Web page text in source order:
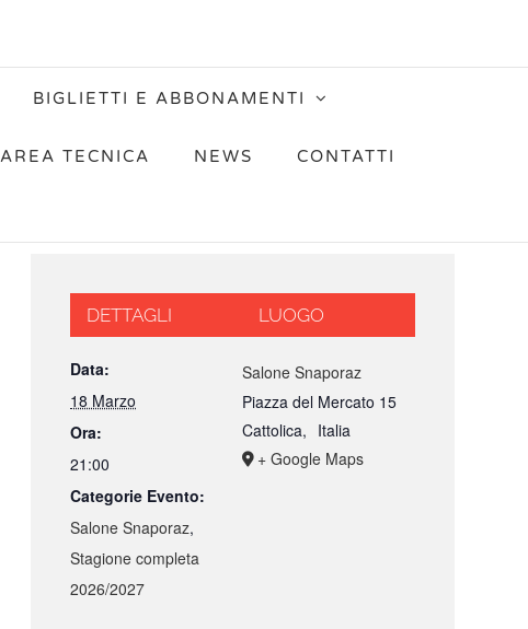
BIGLIETTI E ABBONAMENTI
AREA TECNICA NEWS CONTATTI
DETTAGLI
Data:
18 Marzo
Ora:
21:00
Categorie Evento:
Salone Snaporaz,
Stagione completa
2026/2027
LUOGO
Salone Snaporaz
Piazza del Mercato 15
Cattolica, Italia
+ Google Maps